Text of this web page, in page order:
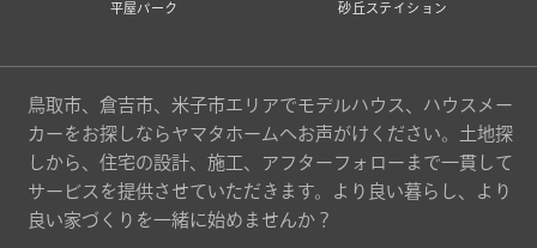
平屋パーク 砂丘ステイション
鳥取市、倉吉市、米子市エリアでモデルハウス、ハウスメー
カーをお探しならヤマタホームへお声がけください。土地探
しから、住宅の設計、施工、アフターフォローまで一貫して
サービスを提供させていただきます。より良い暮らし、より
良い家づくりを一緒に始めませんか？